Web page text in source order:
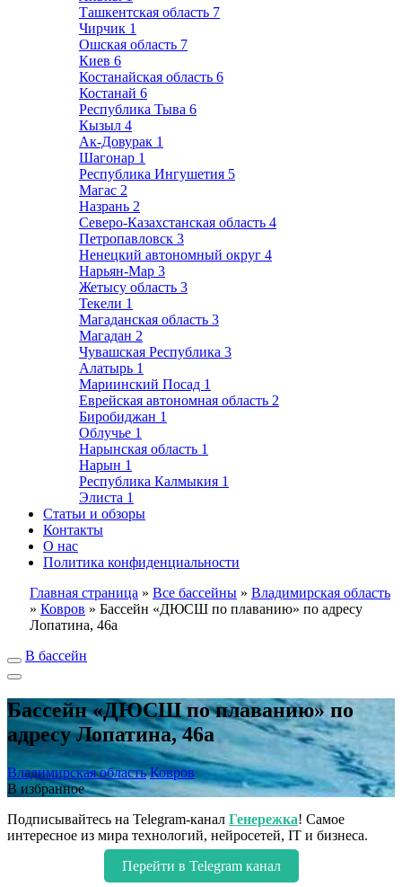
Ташкентская область 7
Чирчик 1
Ошская область 7
Киев 6
Костанайская область 6
Костанай 6
Республика Тыва 6
Кызыл 4
Ак-Довурак 1
Шагонар 1
Республика Ингушетия 5
Магас 2
Назрань 2
Северо-Казахстанская область 4
Петропавловск 3
Ненецкий автономный округ 4
Нарьян-Мар 3
Жетысу область 3
Текели 1
Магаданская область 3
Магадан 2
Чувашская Республика 3
Алатырь 1
Мариинский Посад 1
Еврейская автономная область 2
Биробиджан 1
Облучье 1
Нарынская область 1
Нарын 1
Республика Калмыкия 1
Элиста 1
Статьи и обзоры
Контакты
О нас
Политика конфиденциальности
Главная страница » Все бассейны » Владимирская область
» Ковров » Бассейн «ДЮСШ по плаванию» по адресу
Лопатина, 46а
В бассейн
Бассейн «ДЮСШ по плаванию» по
адресу Лопатина, 46а
Владимирская область Ковров
В избранное
Подписывайтесь на Telegram-канал Генережка! Самое
интересное из мира технологий, нейросетей, IT и бизнеса.
Перейти в Telegram канал